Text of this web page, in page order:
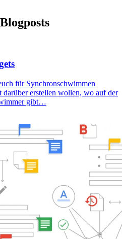
für Synchronschwimmen
darüber erstellen wollen, wo auf der
gibt…